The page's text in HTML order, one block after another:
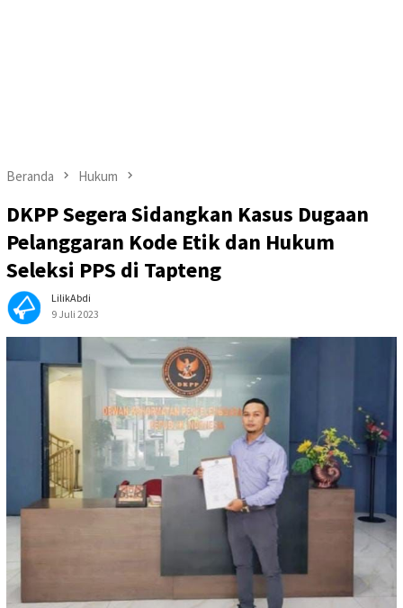
Beranda Hukum
DKPP Segera Sidangkan Kasus Dugaan
Pelanggaran Kode Etik dan Hukum
Seleksi PPS di Tapteng
LilikAbdi
9 Juli 2023